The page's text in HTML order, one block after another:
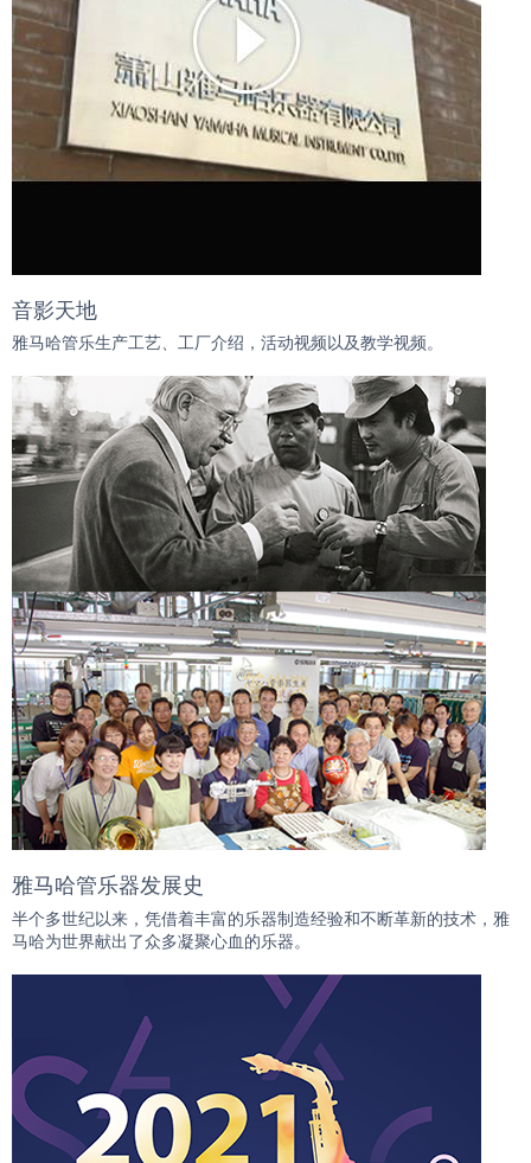
音影天地
雅马哈管乐生产工艺、工厂介绍，活动视频以及教学视频。
雅马哈管乐器发展史
半个多世纪以来，凭借着丰富的乐器制造经验和不断革新的技术，雅
马哈为世界献出了众多凝聚心血的乐器。